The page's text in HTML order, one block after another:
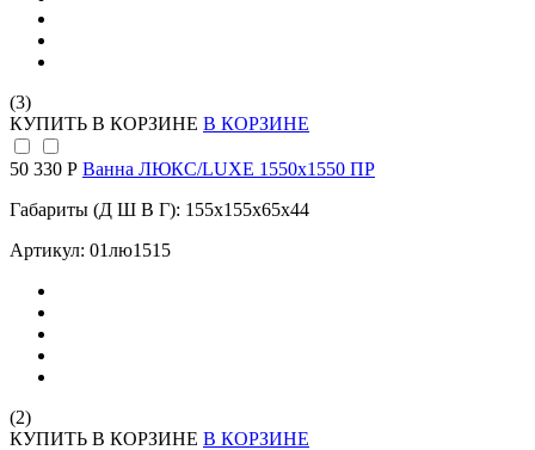
(3)
КУПИТЬ В КОРЗИНЕ В КОРЗИНЕ
50 330 Р Ванна ЛЮКС/LUXE 1550х1550 ПР
Габариты (Д Ш В Г): 155x155x65x44
Артикул: 01лю1515
(2)
КУПИТЬ В КОРЗИНЕ В КОРЗИНЕ